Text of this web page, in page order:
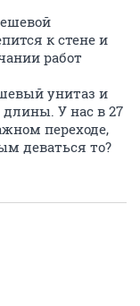
к стене и
работ
унитаз и
У нас в 27
переходе,
деваться то?